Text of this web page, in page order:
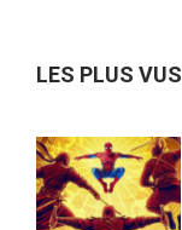
LES PLUS VUS